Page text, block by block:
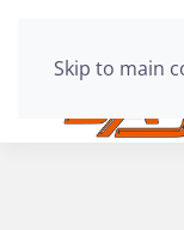
Skip to main